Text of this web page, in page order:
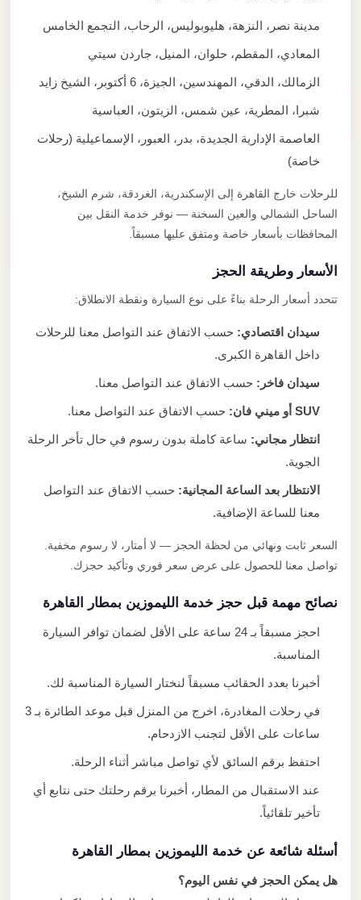
مدينة نصر، النزهة، هليوبوليس، الرحاب، التجمع الخامس
المعادي، المقطم، حلوان، المنيل، جاردن سيتي
الزمالك، الدقي، المهندسين، الجيزة، 6 أكتوبر، الشيخ زايد
شبرا، المطرية، عين شمس، الزيتون، العباسية
العاصمة الإدارية الجديدة، بدر، العبور، الإسماعيلية (رحلات
خاصة)
للرحلات خارج القاهرة إلى الإسكندرية، الغردقة، شرم الشيخ،
الساحل الشمالي والعين السخنة — نوفر خدمة النقل بين
المحافظات بأسعار خاصة ومتفق عليها مسبقاً.
الأسعار وطريقة الحجز
تتحدد أسعار الرحلة بناءً على نوع السيارة ونقطة الانطلاق:
سيدان اقتصادي:حسب الاتفاق عند التواصل معنا للرحلات
داخل القاهرة الكبرى.
سيدان فاخر:حسب الاتفاق عند التواصل معنا.
SUV أو ميني فان: حسب الاتفاق عند التواصل معنا.
انتظار مجاني:ساعة كاملة بدون رسوم في حال تأخر الرحلة
الجوية.
الانتظار بعد الساعة المجانية:حسب الاتفاق عند التواصل
معنا للساعة الإضافية.
السعر ثابت ونهائي من لحظة الحجز — لا أمتار، لا رسوم مخفية.
تواصل معنا للحصول على عرض سعر فوري وتأكيد حجزك.
نصائح مهمة قبل حجز خدمة الليموزين بمطار القاهرة
احجز مسبقاً بـ 24 ساعة على الأقل لضمان توافر السيارة
المناسبة.
أخبرنا بعدد الحقائب مسبقاً لنختار السيارة المناسبة لك.
في رحلات المغادرة، اخرج من المنزل قبل موعد الطائرة بـ 3
ساعات على الأقل لتجنب الازدحام.
احتفظ برقم السائق لأي تواصل مباشر أثناء الرحلة.
عند الاستقبال من المطار، أخبرنا برقم رحلتك حتى نتابع أي
تأخير تلقائياً.
أسئلة شائعة عن خدمة الليموزين بمطار القاهرة
هل يمكن الحجز في نفس اليوم؟